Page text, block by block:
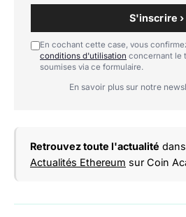
S'inscrire ›
En cochant cette case, vous
conditions d'utilisation concernant le
soumises via ce formulaire.
En savoir plus sur notre
Retrouvez toute l'actualité
Actualités Ethereum sur Coin